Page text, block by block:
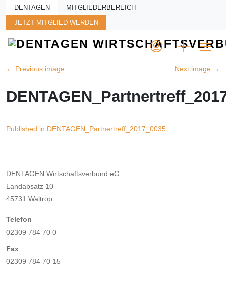
Skip to main content
DENTAGEN MITGLIEDERBEREICH
JETZT MITGLIED WERDEN
← Previous image Next image →
Beitragsnavigation
Published in DENTAGEN_Partnertreff_2017_0035
DENTAGEN Wirtschaftsverbund eG
Landabsatz 10
45731 Waltrop
Telefon
02309 784 70 0
Fax
02309 784 70 15